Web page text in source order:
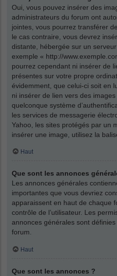
Oui, vous pouvez insérer des
administrateurs du forum ont
jointes, vous pourrez transférer
le cas contraire, vous devrez
distante, hébergée sur un
exemple « http://
pourrez cependant ni insérer de
présentes sur votre propre
évidemment, que celui-ci soit en
ni insérer de lien vers des
quelconque système
les services de messagerie
Yahoo, les sites protégés par un
insérer une image, utilisez la
Haut
Que sont les annonces
Les annonces générales
importantes que vous devriez
apparaissent en haut de chaque
contrôle de l’utilisateur. Les
annonces générales sont
forum.
Haut
Que sont les annonces ?